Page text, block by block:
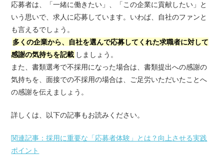
応募者は、「一緒に働きたい」、「この企業に貢献したい」と
いう思いで、求人に応募しています。いわば、自社のファンと
も言えるでしょう。
多くの企業から、自社を選んで応募してくれた求職者に対して
感謝の気持ちを記載 しましょう。
また、書類選考で不採用になった場合は、書類提出への感謝の
気持ちを、面接での不採用の場合は、ご足労いただいたことへ
の感謝を伝えましょう。
詳しくは、以下の記事もお読みください。
関連記事：採用に重要な「応募者体験」とは？向上させる実践
ポイント